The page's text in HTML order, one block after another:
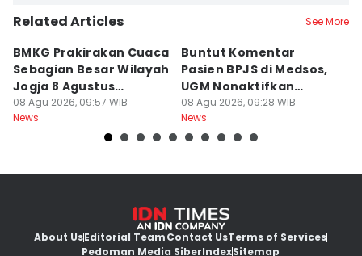
Related Articles See More
BMKG Prakirakan Cuaca
Sebagian Besar Wilayah
Jogja 8 Agustus
Berawan
08 Agu 2026, 09:57 WIB
News
Buntut Komentar
Pasien BPJS di Medsos,
UGM Nonaktifkan
Dokter PPDS
08 Agu 2026, 09:28 WIB
News
About UsEditorial TeamContact UsTerms of Services
Pedoman Media SiberIndexSitemap